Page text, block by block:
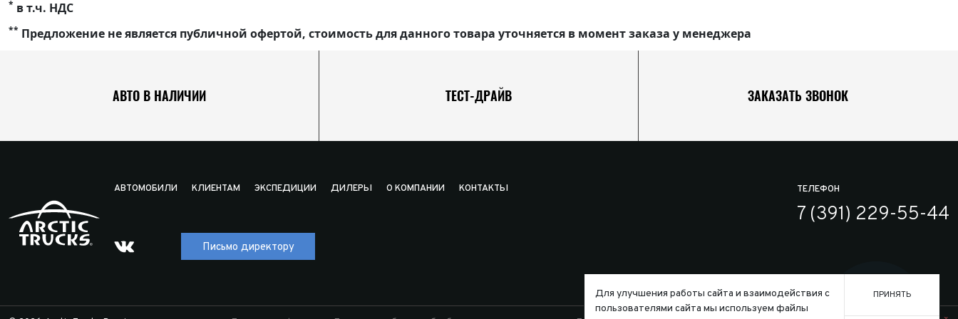
* в т.ч. НДС
** Предложение не является публичной офертой, стоимость для данного товара уточняется в момент заказа у менеджера
АВТО В НАЛИЧИИ ТЕСТ-ДРАЙВ ЗАКАЗАТЬ ЗВОНОК
АВТОМОБИЛИ КЛИЕНТАМ ЭКСПЕДИЦИИ ДИЛЕРЫ О КОМПАНИИ КОНТАКТЫ
Письмо директору
ТЕЛЕФОН
7 (391) 229-55-44
Для улучшения работы сайта и взаимодействия с
пользователями сайта мы используем файлы
ПРИНЯТЬ